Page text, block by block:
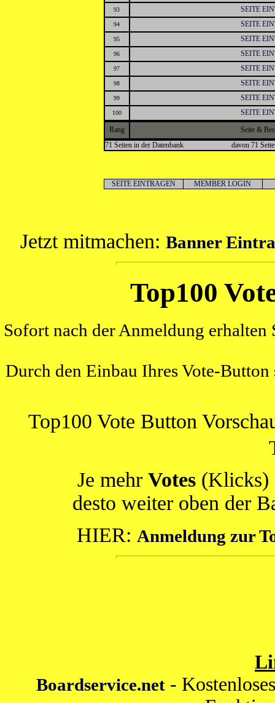
93 SEITE
94 SEITE
95 SEITE
96 SEITE
97 SEITE
98 SEITE
99 SEITE
100
SEITE
Rang
Seite &
71 Seiten in der Datenbank
davon 71
SEITE EINTRAGEN MEMBER LOGIN
Jetzt mitmachen: Banner
Top100
Sofort nach der Anmeldung
Durch den Einbau Ihres Vote-
Top100 Vote Button
Je mehr Votes(Klicks)
desto weiter oben der
HIER: Anmeldung zur
Boardservice.net -